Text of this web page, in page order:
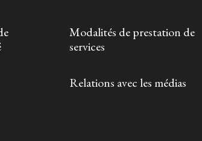
Modalités de prestation de
services
Relations avec les médias